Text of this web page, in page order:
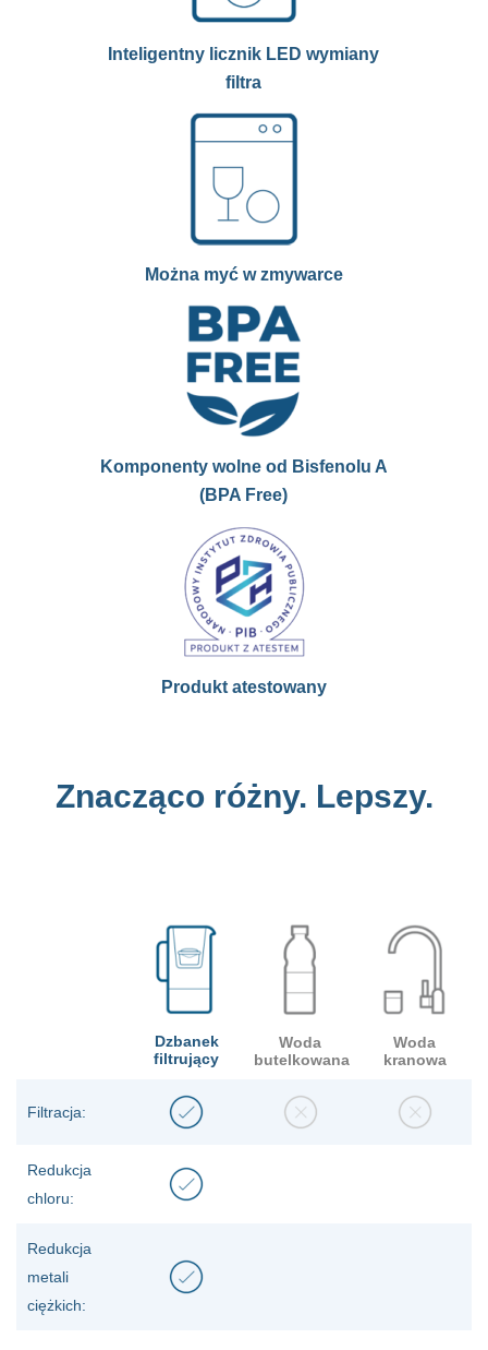
Inteligentny licznik LED wymiany
filtra
Można myć w zmywarce
Komponenty wolne od Bisfenolu A
(BPA Free)
Produkt atestowany
Znacząco różny. Lepszy.
Dzbanek
filtrujący
Woda
butelkowana
Woda
kranowa
Filtracja:
Redukcja
chloru:
Redukcja
metali
ciężkich: